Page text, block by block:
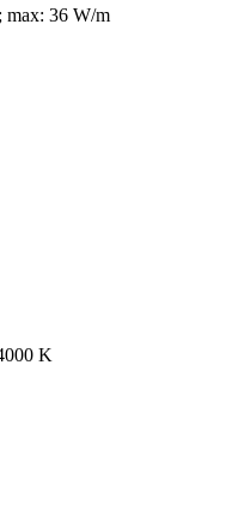
max: 36 W/m
K